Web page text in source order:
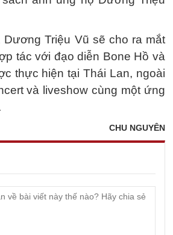
Dương Triệu Vũ sẽ cho ra mắt
tác với đạo diễn Bone Hồ và
thực hiện tại Thái Lan, ngoài
và liveshow cùng một ứng
CHU NGUYÊN